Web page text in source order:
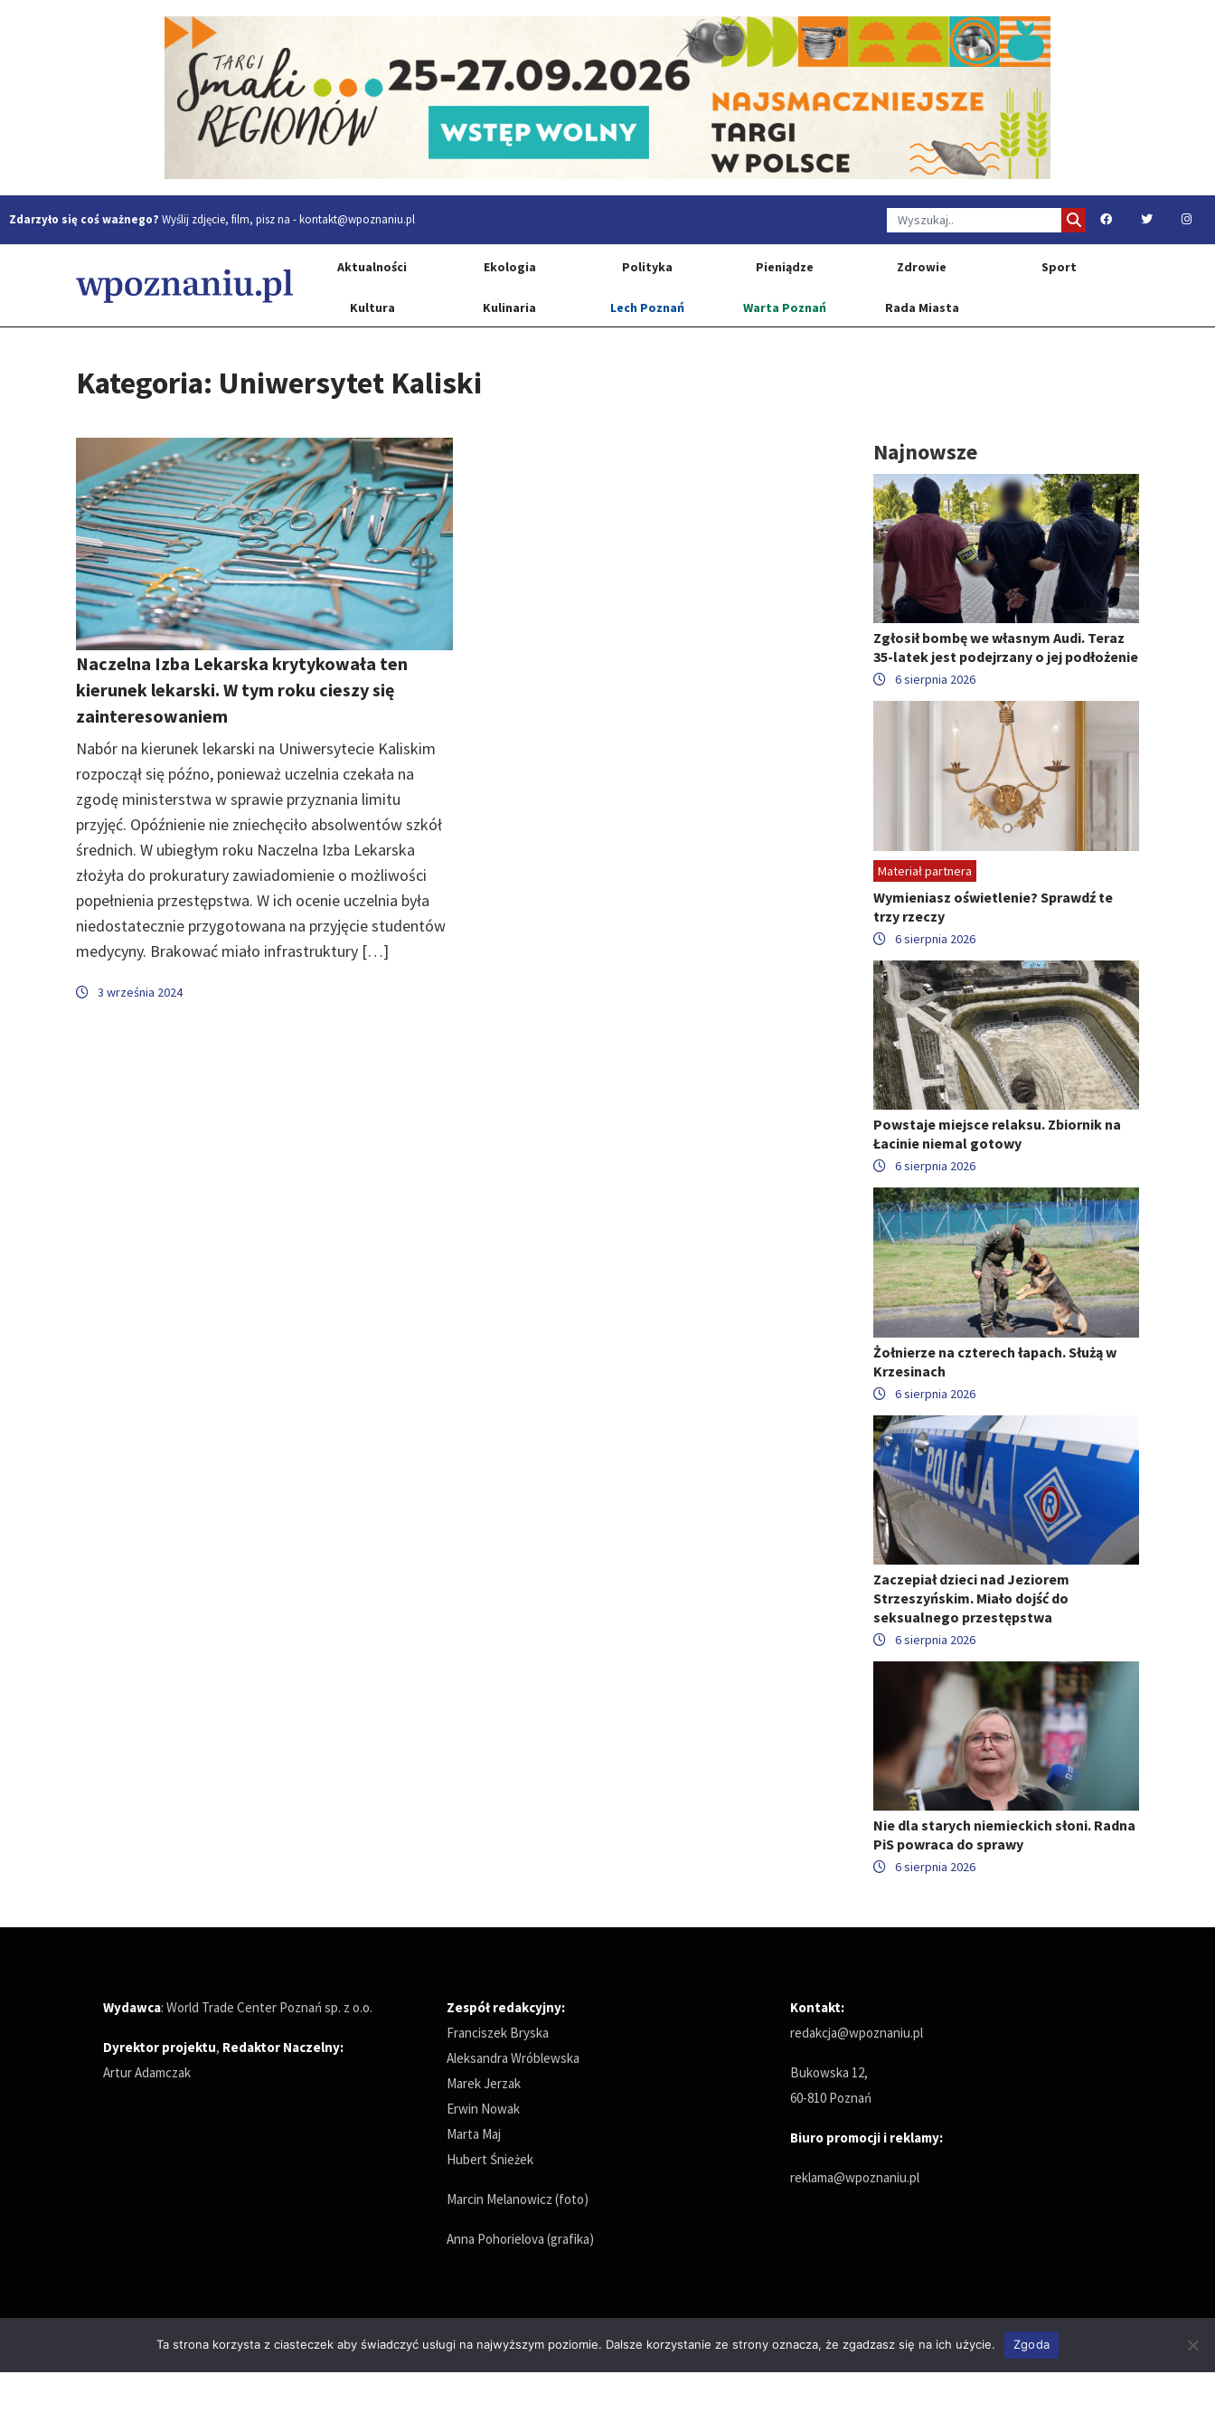
Zdarzyło się coś ważnego? Wyślij zdjęcie, film, pisz na -kontakt@wpoznaniu.pl
Aktualności Ekologia Polityka Pieniądze Zdrowie Sport
Kultura Kulinaria Lech Poznań Warta Poznań Rada Miasta
Kategoria: Uniwersytet Kaliski
Naczelna Izba Lekarska krytykowała ten
kierunek lekarski. W tym roku cieszy się
zainteresowaniem
Nabór na kierunek lekarski na Uniwersytecie Kaliskim
rozpoczął się późno, ponieważ uczelnia czekała na
zgodę ministerstwa w sprawie przyznania limitu
przyjęć. Opóźnienie nie zniechęciło absolwentów szkół
średnich. W ubiegłym roku Naczelna Izba Lekarska
złożyła do prokuratury zawiadomienie o możliwości
popełnienia przestępstwa. W ich ocenie uczelnia była
niedostatecznie przygotowana na przyjęcie studentów
medycyny. Brakować miało infrastruktury […]
3 września 2024
Najnowsze
Zgłosił bombę we własnym Audi. Teraz
35-latek jest podejrzany o jej podłożenie
6 sierpnia 2026
Materiał partnera
Wymieniasz oświetlenie? Sprawdź te
trzy rzeczy
6 sierpnia 2026
Powstaje miejsce relaksu. Zbiornik na
Łacinie niemal gotowy
6 sierpnia 2026
Żołnierze na czterech łapach. Służą w
Krzesinach
6 sierpnia 2026
Zaczepiał dzieci nad Jeziorem
Strzeszyńskim. Miało dojść do
seksualnego przestępstwa
6 sierpnia 2026
Nie dla starych niemieckich słoni. Radna
PiS powraca do sprawy
6 sierpnia 2026
Wydawca: World Trade Center Poznań sp. z o.o.
Dyrektor projektu, Redaktor Naczelny:
Artur Adamczak
Zespół redakcyjny:
Franciszek Bryska
Aleksandra Wróblewska
Marek Jerzak
Erwin Nowak
Marta Maj
Hubert Śnieżek
Marcin Melanowicz (foto)
Anna Pohorielova (grafika)
Kontakt:
redakcja@wpoznaniu.pl
Bukowska 12,
60-810 Poznań
Biuro promocji i reklamy:
reklama@wpoznaniu.pl
Ta strona korzysta z ciasteczek aby świadczyć usługi na najwyższym poziomie. Dalsze korzystanie ze strony oznacza, że zgadzasz się na ich użycie. Zgoda